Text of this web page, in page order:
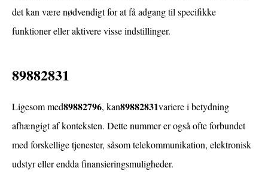
det kan være nødvendigt for at få adgang til specifikke
funktioner eller aktivere visse indstillinger.
89882831
Ligesom med89882796, kan89882831variere i betydning
afhængigt af konteksten. Dette nummer er også ofte forbundet
med forskellige tjenester, såsom telekommunikation, elektronisk
udstyr eller endda finansieringsmuligheder.